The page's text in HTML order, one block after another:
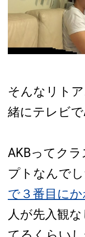
そんなリト
緒にテレビ
AKBってク
プトなんで
で３番目に
人が先入観